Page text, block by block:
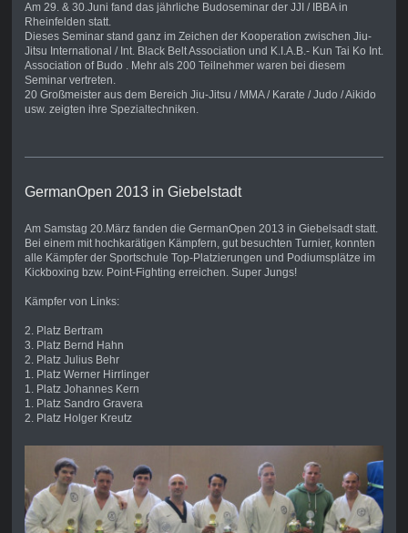
Am 29. & 30.Juni fand das jährliche Budoseminar der JJI / IBBA in
Rheinfelden statt.
Dieses Seminar stand ganz im Zeichen der Kooperation zwischen Jiu-
Jitsu International / Int. Black Belt Association und K.I.A.B.- Kun Tai Ko Int.
Association of Budo . Mehr als 200 Teilnehmer waren bei diesem
Seminar vertreten.
20 Großmeister aus dem Bereich Jiu-Jitsu / MMA / Karate / Judo / Aikido
usw. zeigten ihre Spezialtechniken.
GermanOpen 2013 in Giebelstadt
Am Samstag 20.März fanden die GermanOpen 2013 in Giebelsadt statt.
Bei einem mit hochkarätigen Kämpfern, gut besuchten Turnier, konnten
alle Kämpfer der Sportschule Top-Platzierungen und Podiumsplätze im
Kickboxing bzw. Point-Fighting erreichen. Super Jungs!
Kämpfer von Links:
2. Platz Bertram
3. Platz Bernd Hahn
2. Platz Julius Behr
1. Platz Werner Hirrlinger
1. Platz Johannes Kern
1. Platz Sandro Gravera
2. Platz Holger Kreutz